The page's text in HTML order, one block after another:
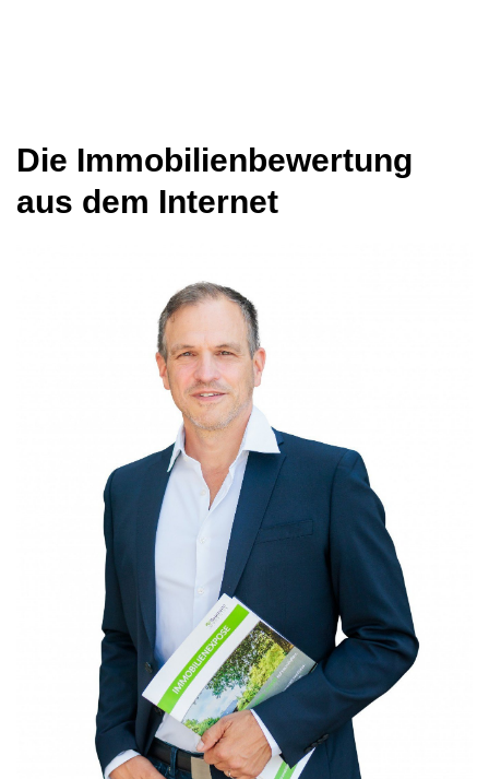
Die Immobilienbewertung
aus dem Internet